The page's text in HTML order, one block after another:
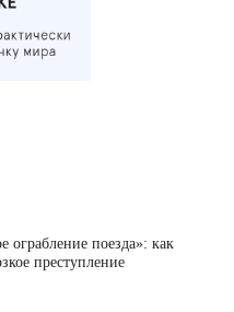
ограбление поезда»: как
преступление